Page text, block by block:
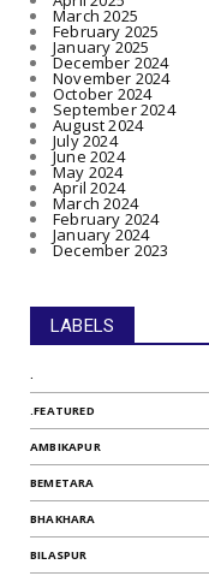
March 2025
February 2025
January 2025
December 2024
November 2024
October 2024
September 2024
August 2024
July 2024
June 2024
May 2024
April 2024
March 2024
February 2024
January 2024
December 2023
LABELS
.
.FEATURED
AMBIKAPUR
BEMETARA
BHAKHARA
BILASPUR